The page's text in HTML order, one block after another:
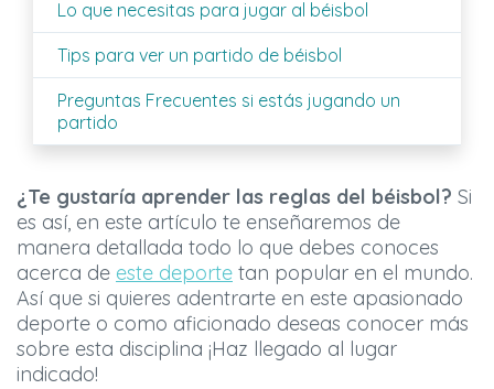
Lo que necesitas para jugar al béisbol
Tips para ver un partido de béisbol
Preguntas Frecuentes si estás jugando un
partido
¿Te gustaría aprender las reglas del béisbol? Si
es así, en este artículo te enseñaremos de
manera detallada todo lo que debes conoces
acerca de este deporte tan popular en el mundo.
Así que si quieres adentrarte en este apasionado
deporte o como aficionado deseas conocer más
sobre esta disciplina ¡Haz llegado al lugar
indicado!